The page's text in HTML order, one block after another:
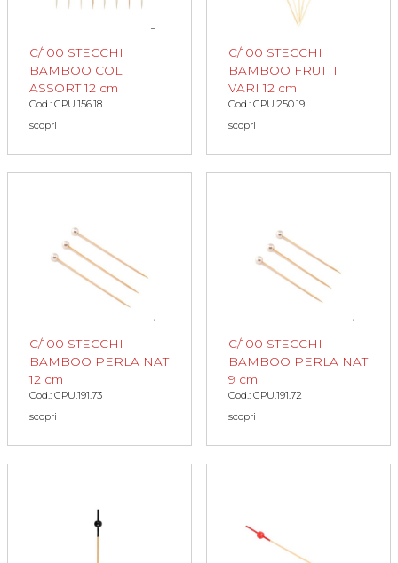
C/100 STECCHI
BAMBOO COL
ASSORT 12 cm
Cod.: GPU.156.18
scopri
C/100 STECCHI
BAMBOO FRUTTI
VARI 12 cm
Cod.: GPU.250.19
scopri
C/100 STECCHI
BAMBOO PERLA NAT
12 cm
Cod.: GPU.191.73
scopri
C/100 STECCHI
BAMBOO PERLA NAT
9 cm
Cod.: GPU.191.72
scopri